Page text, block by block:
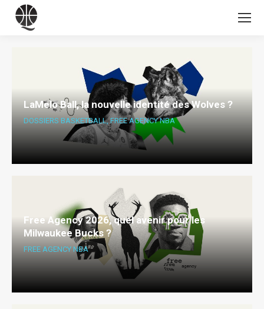
LaMelo Ball, la nouvelle identité des Wolves ?
DOSSIERS BASKETBALL,FREE AGENCY NBA
Free Agency 2026, quel avenir pour les
Milwaukee Bucks ?
FREE AGENCY NBA